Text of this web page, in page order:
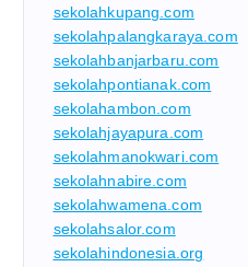
sekolahkupang.com
sekolahpalangkaraya.com
sekolahbanjarbaru.com
sekolahpontianak.com
sekolahambon.com
sekolahjayapura.com
sekolahmanokwari.com
sekolahnabire.com
sekolahwamena.com
sekolahsalor.com
sekolahindonesia.org